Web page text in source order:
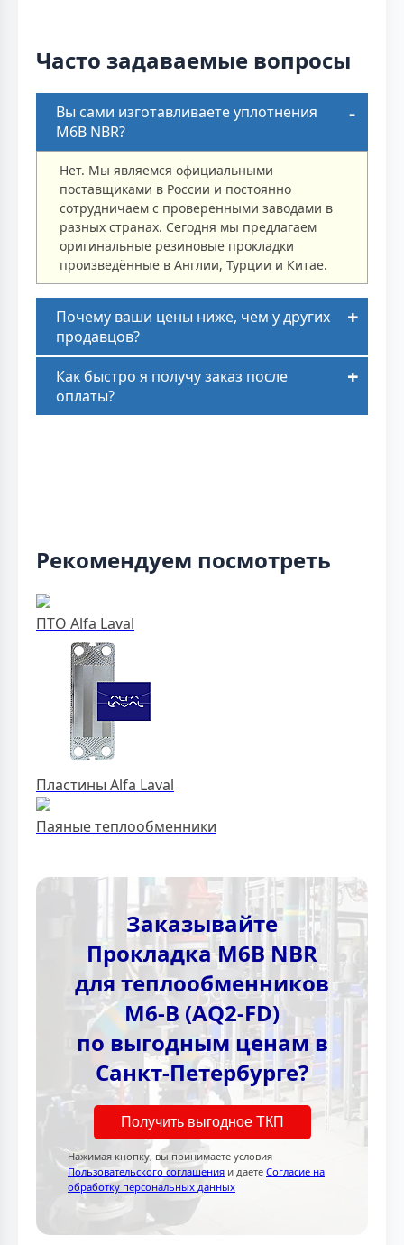
Часто задаваемые вопросы
Вы сами изготавливаете уплотнения
M6B NBR?
Нет. Мы являемся официальными
поставщиками в России и постоянно
сотрудничаем с проверенными заводами в
разных странах. Сегодня мы предлагаем
оригинальные резиновые прокладки
произведённые в Англии, Турции и Китае.
Почему ваши цены ниже, чем у других
продавцов?
Как быстро я получу заказ после
оплаты?
Рекомендуем посмотреть
ПТО Alfa Laval
Пластины Alfa Laval
Паяные теплообменники
Заказывайте
Прокладка M6B NBR
для теплообменников
M6-B (AQ2-FD)
по выгодным ценам в
Санкт-Петербурге?
Получить выгодное ТКП
Нажимая кнопку, вы принимаете условия
Пользовательского соглашения и даете Согласие на
обработку персональных данных